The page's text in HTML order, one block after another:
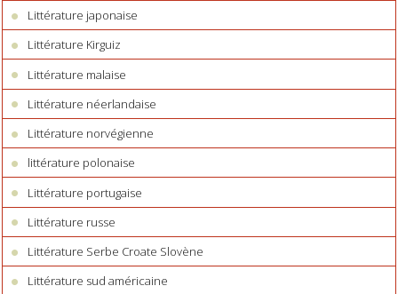
Littérature japonaise
Littérature Kirguiz
Littérature malaise
Littérature néerlandaise
Littérature norvégienne
littérature polonaise
Littérature portugaise
Littérature russe
Littérature Serbe Croate Slovène
Littérature sud américaine